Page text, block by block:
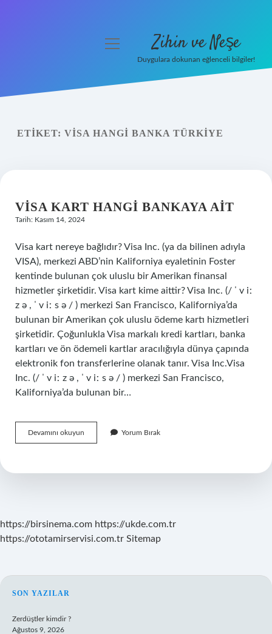
Yasal Uyarı
menüyü
Zihin ve Neşe
Duygulara dokunan eğlenceli bilgiler!
ETIKET: VISA HANGI BANKA TÜRKIYE
VISA KART HANGI BANKAYA AIT
Tarih: Kasım 14, 2024
Visa kart nereye bağlıdır? Visa Inc. (ya da bilinen adıyla
VISA), merkezi ABD’nin Kaliforniya eyaletinin Foster
kentinde bulunan çok uluslu bir Amerikan finansal
hizmetler şirketidir. Visa kart kime aittir? Visa Inc. (/ ˈ v iː
z ə , ˈ v iː s ə / ) merkezi San Francisco, Kaliforniya’da
bulunan bir Amerikan çok uluslu ödeme kartı hizmetleri
şirketidir. Çoğunlukla Visa markalı kredi kartları, banka
kartları ve ön ödemeli kartlar aracılığıyla dünya çapında
elektronik fon transferlerine olanak tanır. Visa Inc.Visa
Inc. (/ ˈ v iː z ə , ˈ v iː s ə / ) merkezi San Francisco,
Kaliforniya’da bulunan bir…
Devamını okuyun
Kart
Ait
Yorum Bırak
https://birsinema.com https://ukde.com.tr
https://ototamirservisi.com.tr Sitemap
SIDEBAR
SON YAZILAR
Zerdüştler kimdir ?
Ağustos 9, 2026